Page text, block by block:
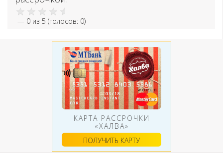
— 0 из 5 (голосов: 0)
КАРТА РАССРОЧКИ
«ХАЛВА»
ПОЛУЧИТЬ КАРТУ